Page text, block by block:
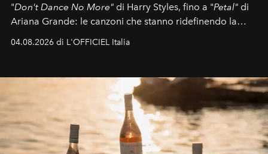
"Don't Dance No More" di Harry Styles, fino a "Petal" di
Ariana Grande: le canzoni che stanno ridefinendo la
colonna sonora della stagione.
04.08.2026 di L'OFFICIEL Italia